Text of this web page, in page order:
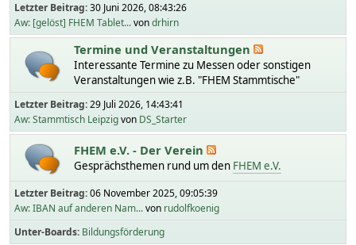
Letzter Beitrag:30 Juni 2026, 08:43:26
Aw: [gelöst] FHEM Tablet...vondrhirn
Termine und Veranstaltungen
Interessante Termine zu Messen oder sonstigen
Veranstaltungen wie z.B. "FHEM Stammtische"
Letzter Beitrag:29 Juli 2026, 14:43:41
Aw: Stammtisch Leipzigvon DS_Starter
FHEM e.V. - Der Verein
Gesprächsthemen rund um den FHEM e.V.
Letzter Beitrag:06 November 2025, 09:05:39
Aw: IBAN auf anderen Nam...von rudolfkoenig
Unter-Boards Bildungsförderung